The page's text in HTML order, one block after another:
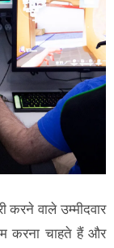
करने वाले उम्मीदवार
करना चाहते हैं और